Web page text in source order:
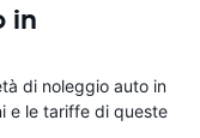
in
di noleggio auto in
e le tariffe di queste